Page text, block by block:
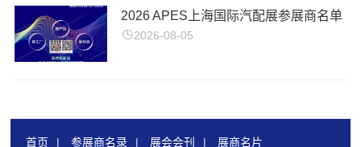
2026 APES上海国际汽配展参展商名单
2026-08-05
首页 | 参展商名录 | 展会会刊 | 展商名片